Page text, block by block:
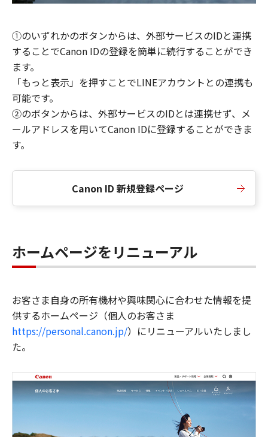
①のいずれかのボタンからは、外部サービスのIDと連携
することでCanon IDの登録を簡単に続行することができ
ます。
「もっと表示」を押すことでLINEアカウントとの連携も
可能です。
②のボタンからは、外部サービスのIDとは連携せず、メ
ールアドレスを用いてCanon IDに登録することができま
す。
Canon ID 新規登録ページ
ホームページをリニューアル
お客さま自身の所有機材や興味関心に合わせた情報を提
供するホームページ（個人のお客さま
https://personal.canon.jp/）にリニューアルいたしまし
た。